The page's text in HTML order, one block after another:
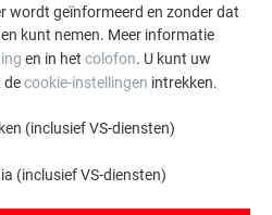
wordt geïnformeerd en zonder dat
kunt nemen. Meer informatie
en in het colofon. U kunt uw
decookie-instellingen intrekken.
(inclusief VS-diensten)
(inclusief VS-diensten)